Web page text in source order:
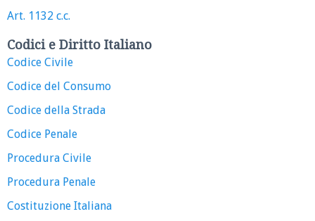
Art. 1132 c.c.
Codici e Diritto Italiano
Codice Civile
Codice del Consumo
Codice della Strada
Codice Penale
Procedura Civile
Procedura Penale
Costituzione Italiana